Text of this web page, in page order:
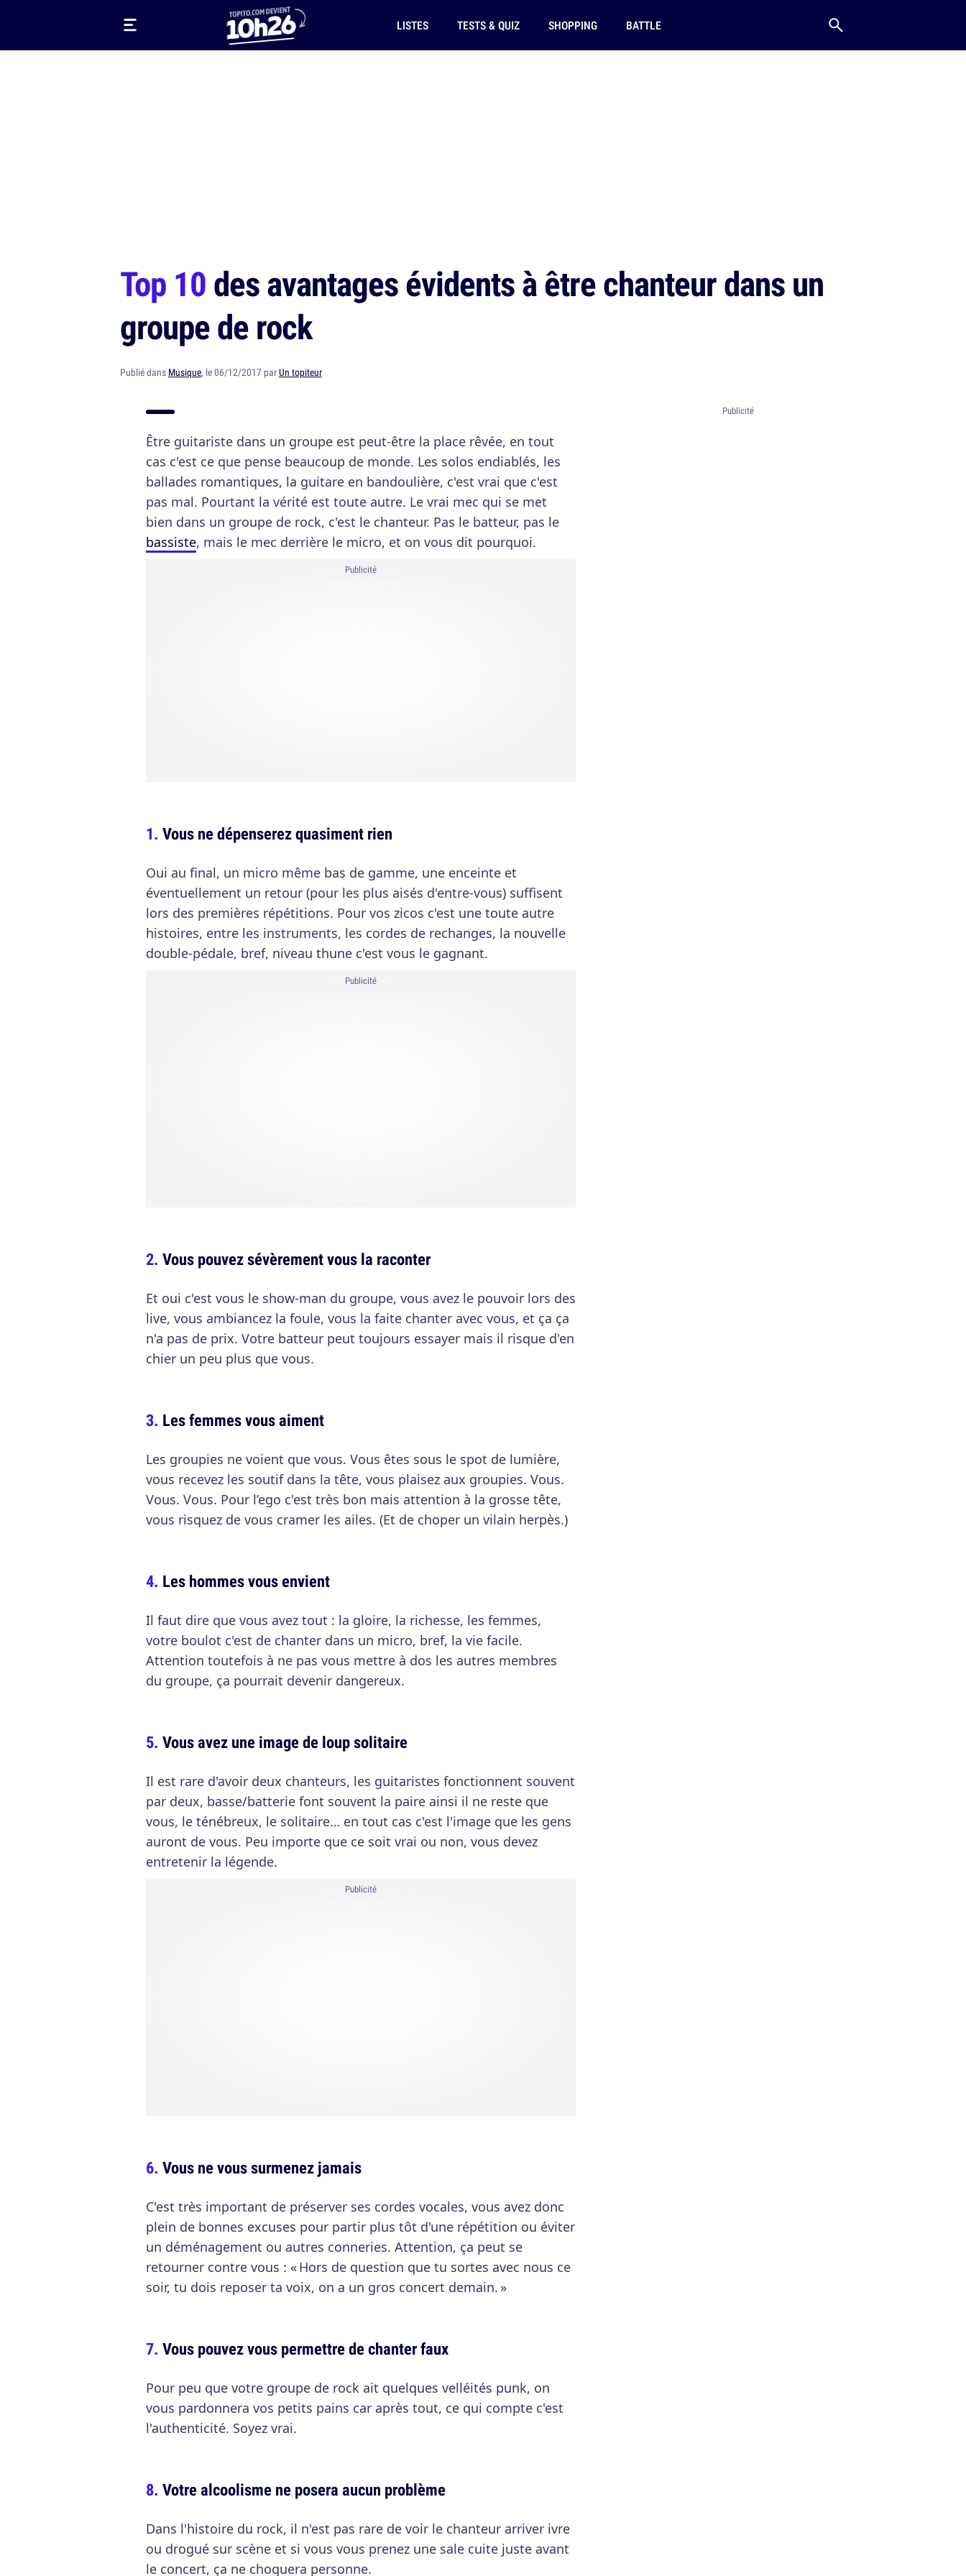
LISTES TESTS & QUIZ SHOPPING BATTLE
Top 10des avantages évidents à être chanteur dans un
groupe de rock
Publié dans Musique, le 06/12/2017 parUn topiteur
Être guitariste dans un groupe est peut-être la place rêvée, en tout
cas c'est ce que pense beaucoup de monde. Les solos endiablés, les
ballades romantiques, la guitare en bandoulière, c'est vrai que c'est
pas mal. Pourtant la vérité est toute autre. Le vrai mec qui se met
bien dans un groupe de rock, c'est le chanteur. Pas le batteur, pas le
bassiste, mais le mec derrière le micro, et on vous dit pourquoi.
Publicité
Vous ne dépenserez quasiment rien
Oui au final, un micro même bas de gamme, une enceinte et
éventuellement un retour (pour les plus aisés d'entre-vous) suffisent
lors des premières répétitions. Pour vos zicos c'est une toute autre
histoires, entre les instruments, les cordes de rechanges, la nouvelle
double-pédale, bref, niveau thune c'est vous le gagnant.
Publicité
Vous pouvez sévèrement vous la raconter
Et oui c'est vous le show-man du groupe, vous avez le pouvoir lors des
live, vous ambiancez la foule, vous la faite chanter avec vous, et ça ça
n'a pas de prix. Votre batteur peut toujours essayer mais il risque d'en
chier un peu plus que vous.
Les femmes vous aiment
Les groupies ne voient que vous. Vous êtes sous le spot de lumière,
vous recevez les soutif dans la tête, vous plaisez aux groupies. Vous.
Vous. Vous. Pour l’ego c'est très bon mais attention à la grosse tête,
vous risquez de vous cramer les ailes. (Et de choper un vilain herpès.)
Les hommes vous envient
Il faut dire que vous avez tout : la gloire, la richesse, les femmes,
votre boulot c'est de chanter dans un micro, bref, la vie facile.
Attention toutefois à ne pas vous mettre à dos les autres membres
du groupe, ça pourrait devenir dangereux.
Vous avez une image de loup solitaire
Il est rare d'avoir deux chanteurs, les guitaristes fonctionnent souvent
par deux, basse/batterie font souvent la paire ainsi il ne reste que
vous, le ténébreux, le solitaire… en tout cas c'est l'image que les gens
auront de vous. Peu importe que ce soit vrai ou non, vous devez
entretenir la légende.
Publicité
Vous ne vous surmenez jamais
C'est très important de préserver ses cordes vocales, vous avez donc
plein de bonnes excuses pour partir plus tôt d'une répétition ou éviter
un déménagement ou autres conneries. Attention, ça peut se
retourner contre vous : « Hors de question que tu sortes avec nous ce
soir, tu dois reposer ta voix, on a un gros concert demain. »
Vous pouvez vous permettre de chanter faux
Pour peu que votre groupe de rock ait quelques velléités punk, on
vous pardonnera vos petits pains car après tout, ce qui compte c'est
l'authenticité. Soyez vrai.
Votre alcoolisme ne posera aucun problème
Dans l'histoire du rock, il n'est pas rare de voir le chanteur arriver ivre
ou drogué sur scène et si vous vous prenez une sale cuite juste avant
le concert, ça ne choquera personne.